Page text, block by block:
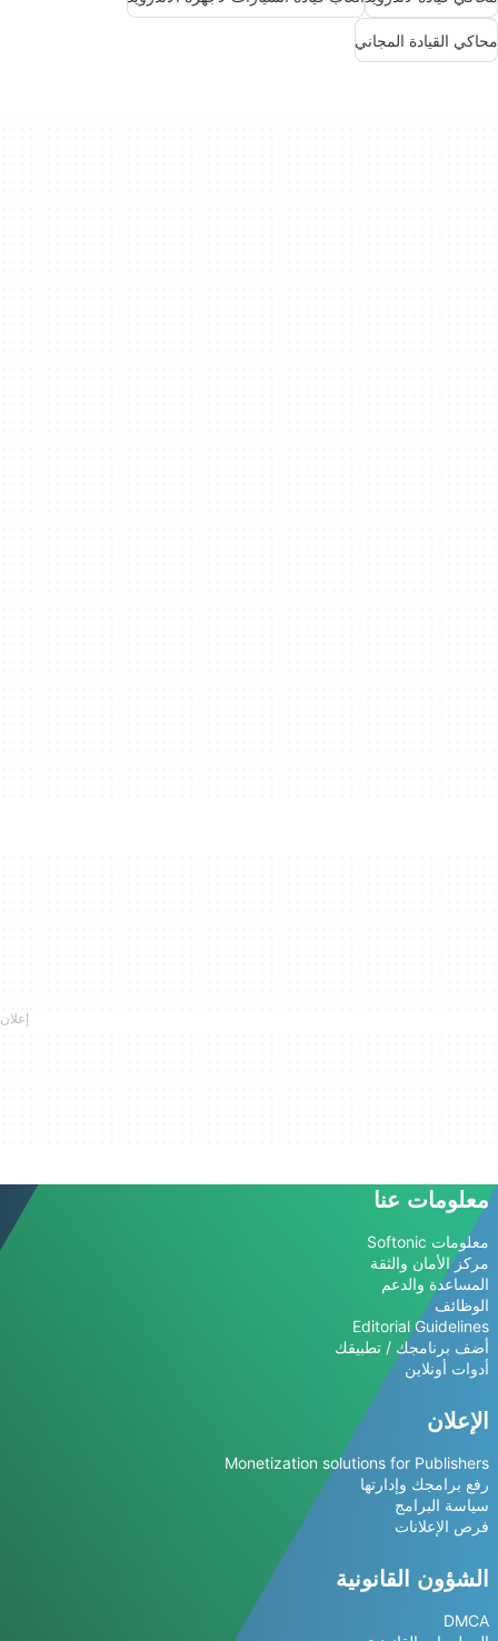
محاكي القيادة المجاني
معلومات عنا
معلومات Softonic
مركز الأمان والثقة
المساعدة والدعم
الوظائف
Editorial Guidelines
أضف برنامجك / تطبيقك
أدوات أونلاين
الإعلان
Monetization solutions for Publishers
رفع برامجك وإدارتها
سياسة البرامج
فرص الإعلانات
الشؤون القانونية
DMCA